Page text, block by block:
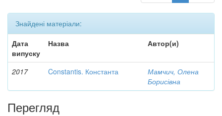
Знайдені матеріали:
Дата
випуску
Назва Автор(и)
2017 Constantis. Константа
Мамчич, Олена
Борисівна
Перегляд